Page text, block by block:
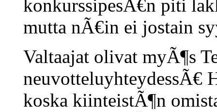
konkurssipesÃ€n piti
mutta nÃ€in ei jostain
Valtaajat olivat myÃ¶s
neuvotteluyhteydessÃ€
koska kiinteistÃ¶n